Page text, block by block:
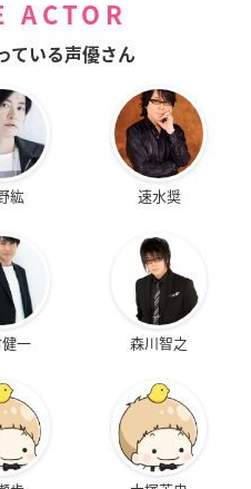
ACTOR
ている声優さん
紘 速水奨
一 森川智之